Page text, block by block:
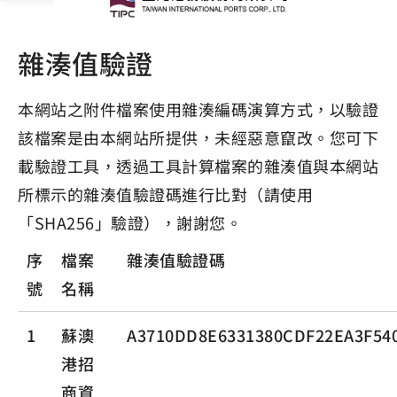
雜湊值驗證
本網站之附件檔案使用雜湊編碼演算方式，以驗證
該檔案是由本網站所提供，未經惡意竄改。您可下
載驗證工具，透過工具計算檔案的雜湊值與本網站
所標示的雜湊值驗證碼進行比對（請使用
「SHA256」驗證），謝謝您。
序
號
檔案
名稱
雜湊值驗證碼
1
蘇澳
港招
商資